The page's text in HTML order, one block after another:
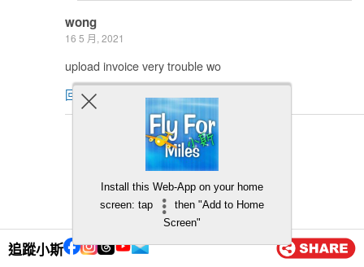
追蹤小斯
wong
16 5 月, 2021
upload invoice very trouble wo
回覆
要證明你真係用黎正經交錢嘛
C Tse
Install this Web-App on your home
screen: tap
then "Add to Home
Screen"